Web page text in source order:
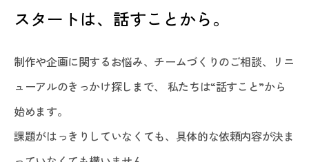
スタートは、話すことから。
制作や企画に関するお悩み、チームづくりのご相談、リニ
ューアルのきっかけ探しまで、 私たちは“話すこと”から
始めます。
課題がはっきりしていなくても、具体的な依頼内容が決ま